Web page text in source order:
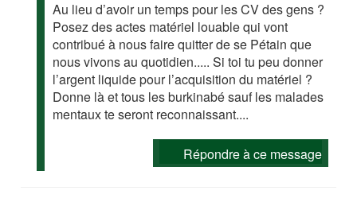
Au lieu d’avoir un temps pour les CV des gens ?
Posez des actes matériel louable qui vont
contribué à nous faire quitter de se Pétain que
nous vivons au quotidien..... Si toi tu peu donner
l’argent liquide pour l’acquisition du matériel ?
Donne là et tous les burkinabé sauf les malades
mentaux te seront reconnaissant....
Répondre à ce message